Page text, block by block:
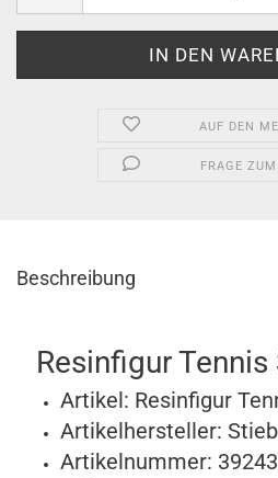
AUF DEN
FRAGE
Beschreibung
Resinfigur
Artikel: Resinfigur
Artikelhersteller:
Artikelnummer: 39243